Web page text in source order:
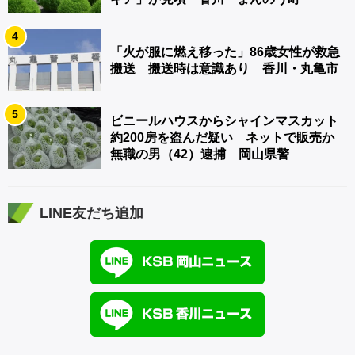
4
「火が服に燃え移った」86歳女性が救急
搬送 搬送時は意識あり 香川・丸亀市
5
ビニールハウスからシャインマスカット
約200房を盗んだ疑い ネットで販売か
無職の男（42）逮捕 岡山県警
LINE友だち追加